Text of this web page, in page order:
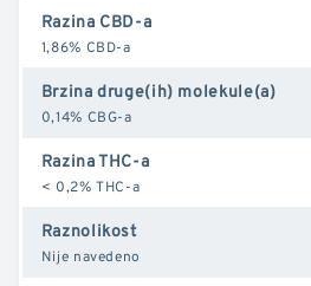
Razina CBD-a
1,86% CBD-a
Brzina druge(ih) molekule(a)
0,14% CBG-a
Razina THC-a
< 0,2% THC-a
Raznolikost
Nije navedeno